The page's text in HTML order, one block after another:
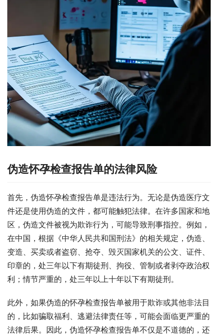
伪造怀孕检查报告单的法律风险
首先，伪造怀孕检查报告单是违法行为。无论是伪造医疗文
件还是使用伪造的文件，都可能触犯法律。在许多国家和地
区，伪造文件被视为欺诈行为，可能导致刑事指控。例如，
在中国，根据《中华人民共和国刑法》的相关规定，伪造、
变造、买卖或者盗窃、抢夺、毁灭国家机关的公文、证件、
印章的，处三年以下有期徒刑、拘役、管制或者剥夺政治权
利；情节严重的，处三年以上十年以下有期徒刑。
此外，如果伪造的怀孕检查报告单被用于欺诈或其他非法目
的，比如骗取福利、逃避法律责任等，可能会面临更严重的
法律后果。因此，伪造怀孕检查报告单不仅是不道德的，还